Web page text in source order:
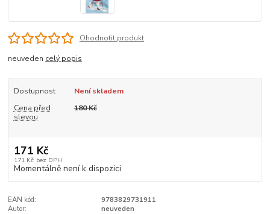
Ohodnotit produkt
neuveden celý popis
Dostupnost
Není skladem
Cena před
slevou
180 Kč
171 Kč
171 Kč bez DPH
Momentálně není k dispozici
EAN kód:
9783829731911
Autor:
neuveden